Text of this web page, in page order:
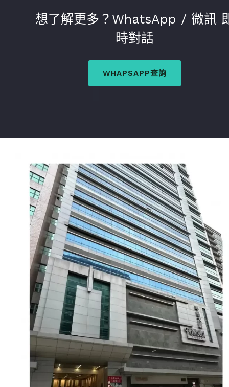
想了解更多？WhatsApp / 微訊
時對話
WHAPSAPP查詢